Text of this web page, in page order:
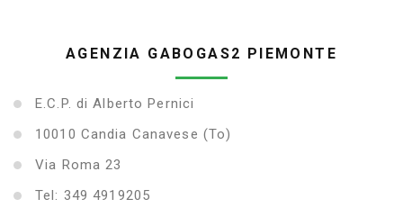
AGENZIA GABOGAS2 PIEMONTE
E.C.P. di Alberto Pernici
10010 Candia Canavese (To)
Via Roma 23
Tel: 349 4919205